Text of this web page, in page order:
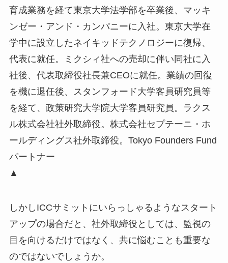
育成業務を経て東京大学法学部を卒業後、マッキ
ンゼー・アンド・カンパニーに入社。東京大学在
学中に設立したネイキッドテクノロジーに復帰、
代表に就任。ミクシィ社への売却に伴い同社に入
社後、代表取締役社長兼CEOに就任。業績の回復
を機に退任後、スタンフォード大学客員研究員等
を経て、政策研究大学院大学客員研究員。ラクス
ル株式会社社外取締役。株式会社セプテーニ・ホ
ールディングス社外取締役。Tokyo Founders Fund
パートナー
▲
しかしICCサミットにいらっしゃるようなスタート
アップの場合だと、社外取締役としては、監視の
目を向けるだけではなく、共に悩むことも重要な
のではないでしょうか。